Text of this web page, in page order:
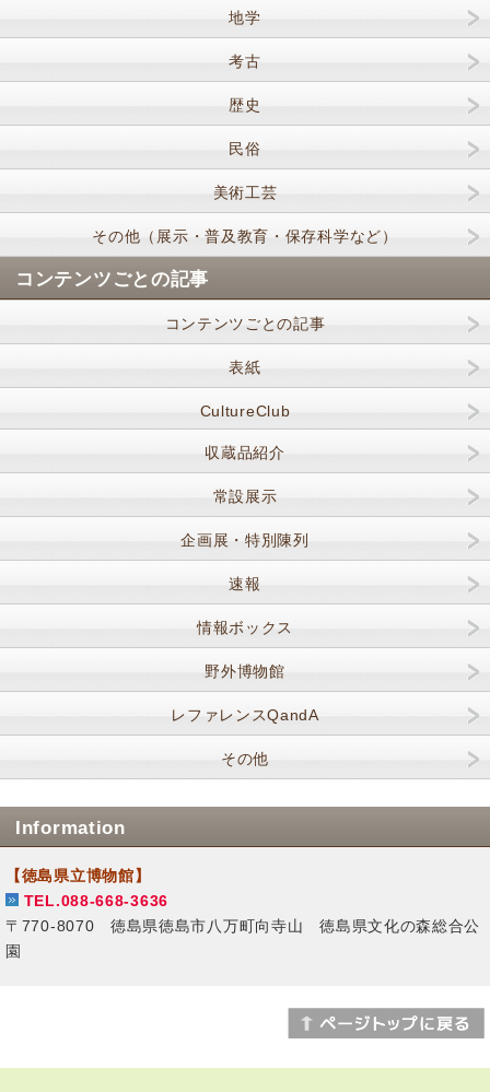
地学
考古
歴史
民俗
美術工芸
その他（展示・普及教育・保存科学など）
コンテンツごとの記事
コンテンツごとの記事
表紙
CultureClub
収蔵品紹介
常設展示
企画展・特別陳列
速報
情報ボックス
野外博物館
レファレンスQandA
その他
Information
【徳島県立博物館】
TEL.088-668-3636
〒770-8070 徳島県徳島市八万町向寺山 徳島県文化の森総合公
園